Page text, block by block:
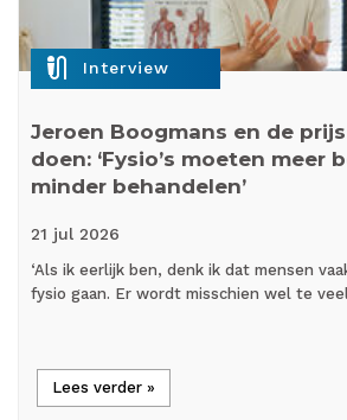
mic_external_on Interview
Jeroen Boogmans en de
doen: ‘Fysio’s moeten meer
minder behandelen’
21 jul 2026
‘Als ik eerlijk ben, denk ik dat mensen
fysio gaan. Er wordt misschien wel te
Lees verder »